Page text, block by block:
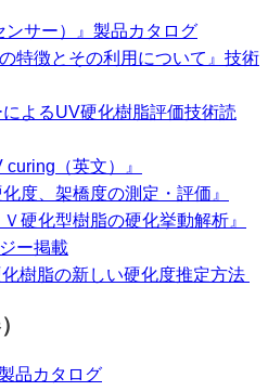
ンサー）』製品カタログ
特徴とその利用について』技術
よるUV硬化樹脂評価技術読
（英文）』
度、架橋度の測定・評価』
硬化型樹脂の硬化挙動解析』
ー掲載
化樹脂の新しい硬化度推定方法
品カタログ